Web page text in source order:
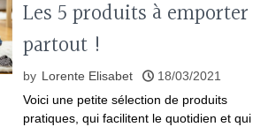
Les 5 produits à emporter
partout !
by Lorente Elisabet
18/03/2021
Voici une petite sélection de produits
pratiques, qui facilitent le quotidien et qui